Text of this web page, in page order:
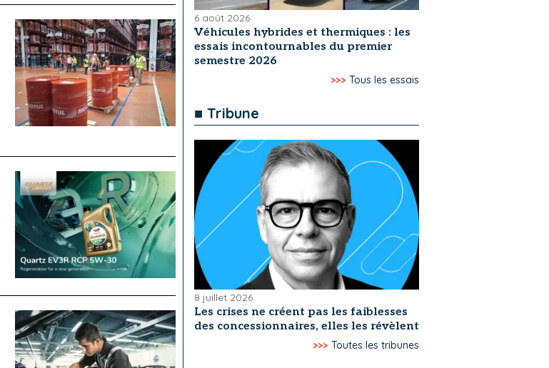
6 août 2026
Véhicules hybrides et thermiques : les
essais incontournables du premier
semestre 2026
>>> Tous les essais
■ Tribune
8 juillet 2026
Les crises ne créent pas les faiblesses
des concessionnaires, elles les révèlent
>>> Toutes les tribunes